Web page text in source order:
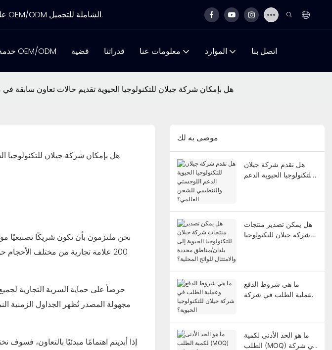
تركز شركة Gelan Biotechnology على البحث والتطوير وإنتاج منتجات العناية بالبشرة، وتوفير خدمات OEM/ODM الشاملة للتجميل.
خدمة OEM/ODM قضية قدراتنا معلومات عنا الموارد اتصل بنا
هل بإمكان شركة جيلان للتكنولوجيا الحيوية تقديم حالات تعاون سابقة
هل بإمكان شركة جيلان للتكنولوجيا
نحن ملتزمون بأن نكون شريكًا تصنيعيًا
200 علامة تجارية من مختلف
حرصاً على حماية السرية التجارية
مجهولة المصدر تُظهر الجداول الزمنية
إذا أبديتم اهتمامًا مبدئيًا بالتعاون،
موصى به لك
هل تقدم شركة جيلان
للتكنولوجيا الحيوية الدعم
هل يمكن تصدير منتجات
شركة جيلان للتكنولوجيا
ما هي شروط الدفع
وعملية الطلب في شركة
ما هو الحد الأدنى لكمية
الطلب (MOQ) في شركة